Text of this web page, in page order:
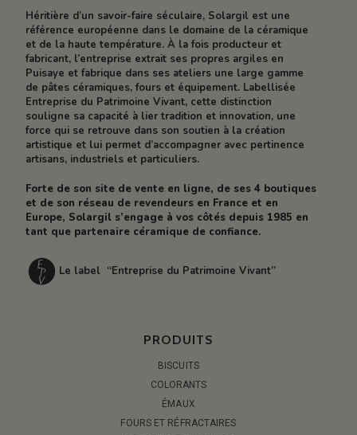
Héritière d’un savoir-faire séculaire, Solargil est une
référence européenne dans le domaine de la céramique
et de la haute température. À la fois producteur et
fabricant, l’entreprise extrait ses propres argiles en
Puisaye et fabrique dans ses ateliers une large gamme
de pâtes céramiques, fours et équipement. Labellisée
Entreprise du Patrimoine Vivant, cette distinction
souligne sa capacité à lier tradition et innovation, une
force qui se retrouve dans son soutien à la création
artistique et lui permet d’accompagner avec pertinence
artisans, industriels et particuliers.
Forte de son site de vente en ligne, de ses 4 boutiques
et de son réseau de revendeurs en France et en
Europe, Solargil s’engage à vos côtés depuis 1985 en
tant que partenaire céramique de confiance.
Le label “Entreprise du Patrimoine Vivant”
PRODUITS
BISCUITS
COLORANTS
ÉMAUX
FOURS ET RÉFRACTAIRES